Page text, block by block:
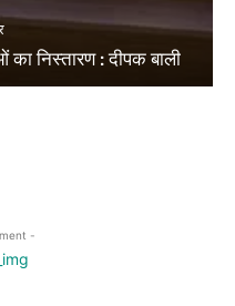
निस्तारण : दीपक बाली
-